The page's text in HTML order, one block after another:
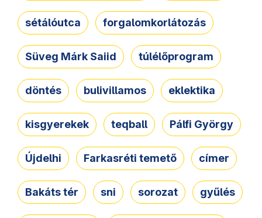
sétálóutca forgalomkorlátozás
Süveg Márk Saiid túlélőprogram
döntés bulivillamos eklektika
kisgyerekek teqball Pálfi György
Újdelhi Farkasréti temető címer
Bakáts tér sni sorozat gyűlés